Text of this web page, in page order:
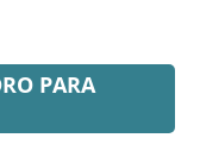
PARA